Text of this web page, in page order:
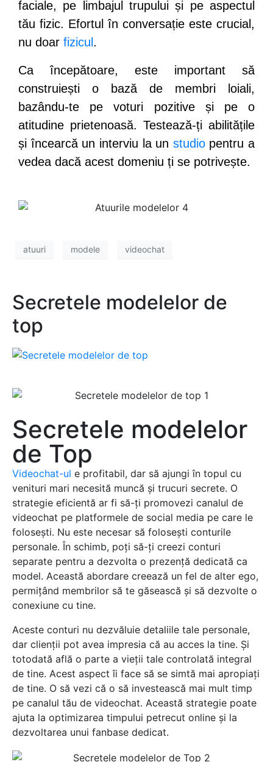
faciale, pe limbajul trupului și pe aspectul
tău fizic. Efortul în conversație este crucial,
nu doar fizicul .
Ca începătoare, este important să
construiești o bază de membri loiali,
bazându-te pe voturi pozitive și pe o
atitudine prietenoasă. Testează-ți abilitățile
și încearcă un interviu la un studiopentru a
vedea dacă acest domeniu ți se potrivește.
atuuri modele videochat
Secretele modelelor de
top
Secretele modelelor
de Top
Videochat-ul e profitabil, dar să ajungi în topul cu
venituri mari necesită muncă și trucuri secrete. O
strategie eficientă ar fi să-ți promovezi canalul de
videochat pe platformele de social media pe care le
folosești. Nu este necesar să folosești conturile
personale. În schimb, poți să-ți creezi conturi
separate pentru a dezvolta o prezență dedicată ca
model. Această abordare creează un fel de alter ego,
permițând membrilor să te găsească și să dezvolte o
conexiune cu tine.
Aceste conturi nu dezvăluie detaliile tale personale,
dar clienții pot avea impresia că au acces la tine. Și
totodată află o parte a vieții tale controlată integral
de tine. Acest aspect îi face să se simtă mai apropiați
de tine. O să vezi că o să investească mai mult timp
pe canalul tău de videochat. Această strategie poate
ajuta la optimizarea timpului petrecut online și la
dezvoltarea unui fanbase dedicat.